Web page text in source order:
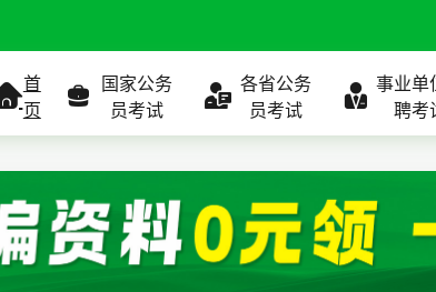
首
页
国家公务
员考试
考试公告 公务员课程
各省公务
员考试
考试公告 全国 公务
事业单
聘考
考试公告 全国
考试公告